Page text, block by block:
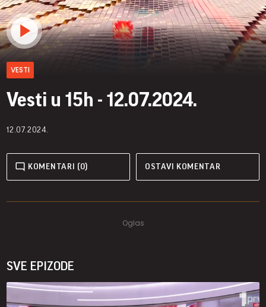
VESTI
Vesti u 15h - 12.07.2024.
12.07.2024.
KOMENTARI (0) OSTAVI KOMENTAR
SVE EPIZODE